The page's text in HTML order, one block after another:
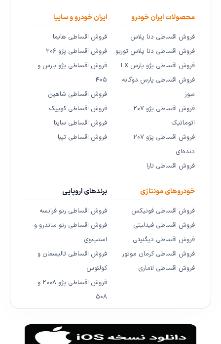
محصولات ایران خودرو
فروش اقساطی دنا پلاس
فروش اقساطی دنا پلاس توربو
فروش اقساطی پژو پارس LX
فروش اقساطی پارس دوگانه
سوز
فروش اقساطی پژو ۲۰۷
اتوماتیک
فروش اقساطی پژو ۲۰۷
دنده‌ای
فروش اقساطی تارا
ایران خودرو و سایپا
فروش اقساطی هایما
فروش اقساطی پژو ۲۰۶
فروش اقساطی پژو پارس و
۴۰۵
فروش اقساطی شاهین
فروش اقساطی کوییک
فروش اقساطی ساینا
فروش اقساطی تیبا
خودروهای مونتاژی
فروش اقساطی فونیکس
فروش اقساطی فیدلیتی
فروش اقساطی دیگنیتی
فروش اقساطی کرمان موتور
فروش اقساطی لاماری
برندهای اروپایی
فروش اقساطی رنو فرانسه
فروش اقساطی رنو ساندرو و
استپ‌وی
فروش اقساطی تالیسمان و
کولئوس
فروش اقساطی پژو ۲۰۰۸ و
۵۰۸